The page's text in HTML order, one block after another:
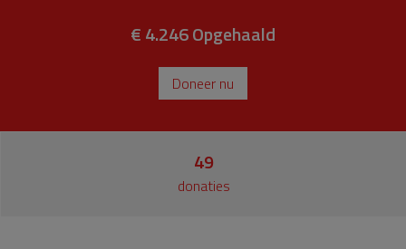
€ 4.246Opgehaald
Doneer nu
49
donaties